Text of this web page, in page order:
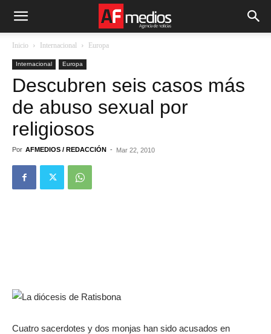
Inicio Internacional Europa
Internacional Europa
Descubren seis casos más
de abuso sexual por
religiosos
Por AFMEDIOS / REDACCIÓN - Mar 22, 2010
Cuatro sacerdotes y dos monjas han sido acusados en